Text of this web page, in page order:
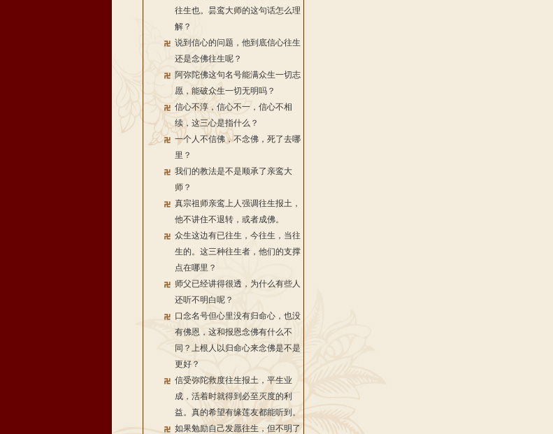
往生也。昙鸾大师的这句话怎么理
解？
说到信心的问题，他到底信心往生
还是念佛往生呢？
阿弥陀佛这句名号能满众生一切志
愿，能破众生一切无明吗？
信心不淳，信心不一，信心不相
续，这三心是指什么？
一个人不信佛，不念佛，死了去哪
里？
我们的教法是不是顺承了亲鸾大
师？
真宗祖师亲鸾上人强调往生报土，
他不讲住不退转，或者成佛。
众生这边有已往生，今往生，当往
生的。这三种往生者，他们的支撑
点在哪里？
师父已经讲得很透，为什么有些人
还听不明白呢？
口念名号但心里没有归命心，也没
有佛恩，这和报恩念佛有什么不
同？上根人以归命心来念佛是不是
更好？
信受弥陀救度往生报土，平生业
成，活着时就得到必至灭度的利
益。真的希望有缘莲友都能听到。
如果勉励自己发愿往生，但不明了